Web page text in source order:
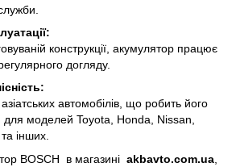
конструкції, акумулятор працює
догляду.
автомобілів, що робить його
моделей Toyota, Honda, Nissan,
інших.
BOSCH
в магазині akbavto.com.ua